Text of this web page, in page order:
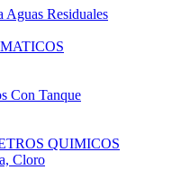
Aguas Residuales
Con Tanque
QUIMICOS
Cloro